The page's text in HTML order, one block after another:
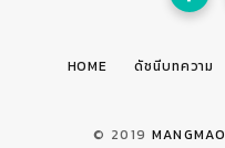
HOME ดัชนีบทความ
© 2019